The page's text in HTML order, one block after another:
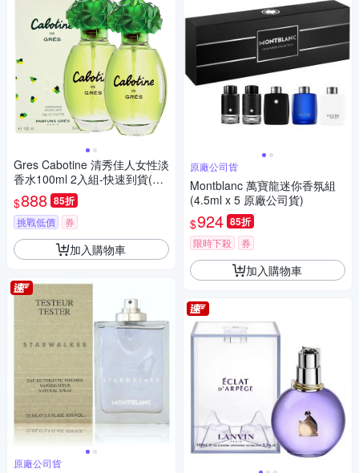
Gres Cabotine 清秀佳人女性淡
香水100ml 2入組-快速到貨(時
時樂限定)
$888 85折
挑戰低價 券
加入購物車
原廠公司貨
原廠公司貨
Montblanc 萬寶龍迷你香氛組
(4.5ml x 5 原廠公司貨)
$924 85折
限時下殺 券
加入購物車